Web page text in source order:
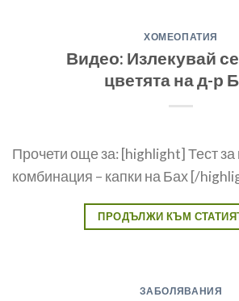
ХОМЕОПАТИЯ
Видео: Излекувай
цветята на д-р
Прочети още за: [highlight] Тест
комбинация – капки на Бах [/
ПРОДЪЛЖИ КЪМ
ЗАБОЛЯВАНИЯ